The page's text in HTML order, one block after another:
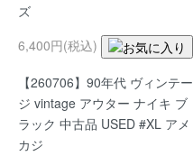
ズ
6,400円(税込)
【260706】90年代 ヴィンテー
ジ vintage アウター ナイキ ブ
ラック 中古品 USED #XL アメ
カジ